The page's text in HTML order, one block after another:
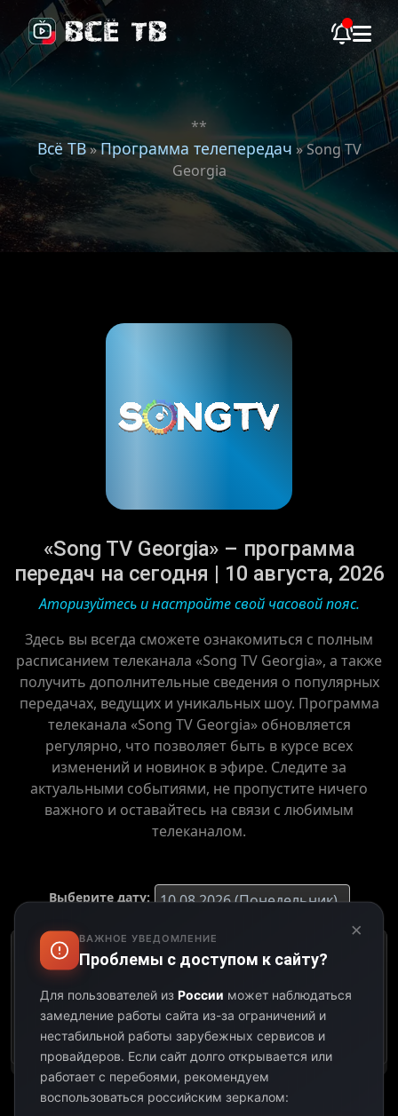
**
Всё ТВ»Программа телепередач » Song TV
Georgia
«Song TV Georgia» – программа
передач на сегодня | 10 августа, 2026
Аторизуйтесь и настройте свой часовой пояс.
Здесь вы всегда сможете ознакомиться с полным
расписанием телеканала «Song TV Georgia», а также
получить дополнительные сведения о популярных
передачах, ведущих и уникальных шоу. Программа
телеканала «Song TV Georgia» обновляется
регулярно, что позволяет быть в курсе всех
изменений и новинок в эфире. Следите за
актуальными событиями, не пропустите ничего
важного и оставайтесь на связи с любимым
телеканалом.
Выберите дату:
К сожалению, этот
предоставил свою
программу передач на
выбранную дату.
×
ВАЖНОЕ УВЕДОМЛЕНИЕ
Проблемы с доступом к сайту?
Для пользователей из России может наблюдаться
замедление работы сайта из-за ограничений и
нестабильной работы зарубежных сервисов и
провайдеров. Если сайт долго открывается или
работает с перебоями, рекомендуем
воспользоваться российским зеркалом: